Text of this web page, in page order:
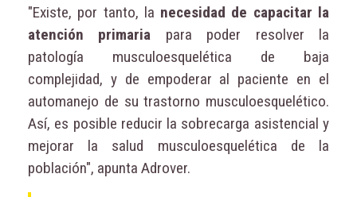
"Existe, por tanto, la necesidad de capacitar la
atención primaria para poder resolver la
patología musculoesquelética de baja
complejidad, y de empoderar al paciente en el
automanejo de su trastorno musculoesquelético.
Así, es posible reducir la sobrecarga asistencial y
mejorar la salud musculoesquelética de la
población", apunta Adrover.